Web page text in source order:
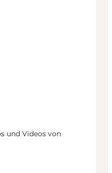
und Videos von